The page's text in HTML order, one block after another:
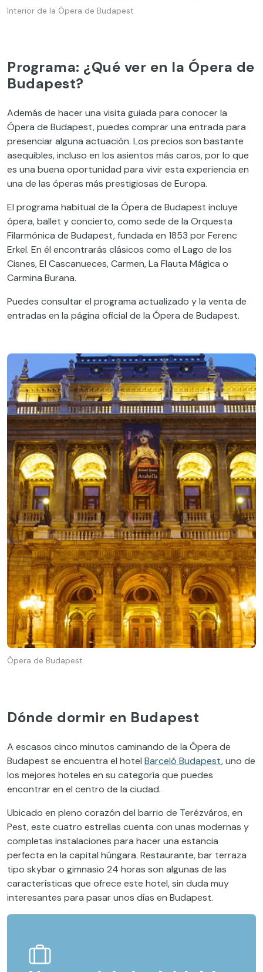
Interior de la Ópera de Budapest
Programa: ¿Qué ver en la Ópera de
Budapest?
Además de hacer una visita guiada para conocer la
Ópera de Budapest, puedes comprar una entrada para
presenciar alguna actuación. Los precios son bastante
asequibles, incluso en los asientos más caros, por lo que
es una buena oportunidad para vivir esta experiencia en
una de las óperas más prestigiosas de Europa.
El programa habitual de la Ópera de Budapest incluye
ópera, ballet y concierto, como sede de la Orquesta
Filarmónica de Budapest, fundada en 1853 por Ferenc
Erkel. En él encontrarás clásicos como el Lago de los
Cisnes, El Cascanueces, Carmen, La Flauta Mágica o
Carmina Burana.
Puedes consultar el programa actualizado y la venta de
entradas en la página oficial de la Ópera de Budapest.
Ópera de Budapest
Dónde dormir en Budapest
A escasos cinco minutos caminando de la Ópera de
Budapest se encuentra el hotel Barceló Budapest, uno de
los mejores hoteles en su categoría que puedes
encontrar en el centro de la ciudad.
Ubicado en pleno corazón del barrio de Terézváros, en
Pest, este cuatro estrellas cuenta con unas modernas y
completas instalaciones para hacer una estancia
perfecta en la capital húngara. Restaurante, bar terraza
tipo skybar o gimnasio 24 horas son algunas de las
características que ofrece este hotel, sin duda muy
interesantes para pasar unos días en Budapest.